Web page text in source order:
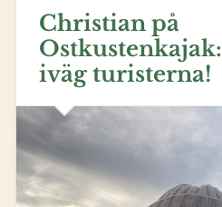
Christian på
iväg turisterna!